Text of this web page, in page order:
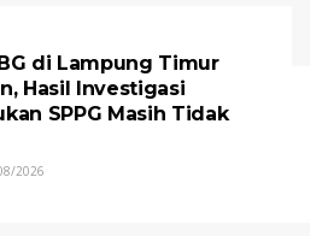
di Lampung Timur
Hasil Investigasi
SPPG Masih Tidak
2026